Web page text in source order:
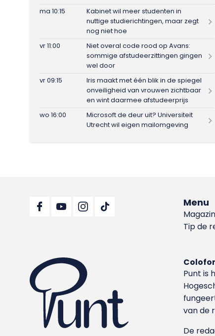
ma 10:15
Kabinet wil meer studenten in
nuttige studierichtingen, maar zegt
nog niet hoe
vr 11:00
Niet overal code rood op Avans:
sommige afstudeerzittingen gingen
wel door
vr 09:15
Iris maakt met één blik in de spiegel
onveiligheid van vrouwen zichtbaar
en wint daarmee afstudeerprijs
wo 16:00
Microsoft de deur uit? Universiteit
Utrecht wil eigen mailomgeving
Menu
Tip de
Punt is
van de
De